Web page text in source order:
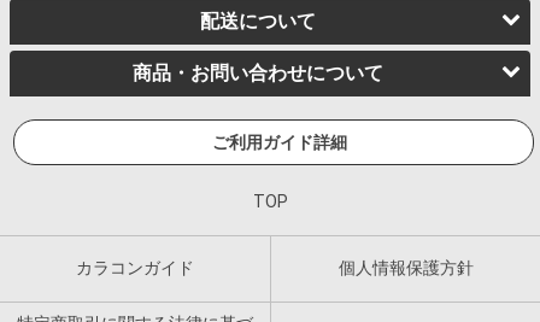
配送について
商品・お問い合わせについて
ご利用ガイド詳細
TOP
カラコンガイド 個人情報保護方針